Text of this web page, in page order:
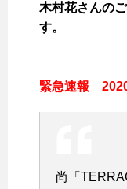
木村花さんの
す。
緊急速報
尚「